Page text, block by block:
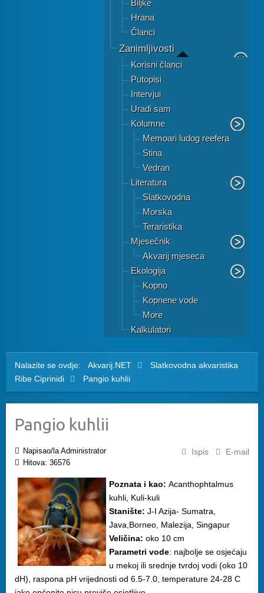
Biljke
Hrana
Članci
Zanimljivosti
Korisni članci
Putopisi
Intervjui
Uradi sam
Kolumne
Memoari ludog reefera
Stina
Vedran
Literatura
Slatkovodna
Morska
Teraristika
Mjesečnik
Akvarij mjeseca
Ekologija
Kopno
Kopnene vode
More
Kalkulatori
Nalazite se ovdje: Akvarij.NET
Slatkovodna akvaristika
Ribe Ciprinidi Pangio kuhlii
Pangio kuhlii
Ispis E-mail
Napisao/la Administrator
Hitova: 36576
Poznata i kao: Acanthophtalmus
kuhli, Kuli-kuli
Stanište: J-I Azija- Sumatra,
Java,Borneo, Malezija, Singapur
Veličina: oko 10 cm
Parametri vode: najbolje se osjećaju
u mekoj ili srednje tvrdoj vodi (oko 10
dH), raspona pH vrijednosti od 6.5-7.0, temperature 24-28 C